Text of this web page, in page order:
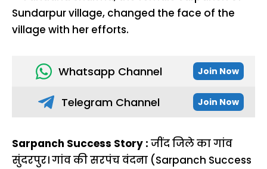
Whatsapp Channel Join Now
Telegram Channel Join Now
Sarpanch Success Story : जींद जिले का गांव
सुंदरपुर। गांव की सरपंच वंदना (Sarpanch Success